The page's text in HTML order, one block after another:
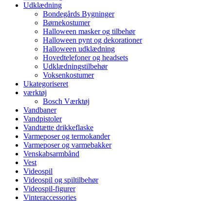
Udklædning
Bondegårds Bygninger
Børnekostumer
Halloween masker og tilbehør
Halloween pynt og dekorationer
Halloween udklædning
Hovedtelefoner og headsets
Udklædningstilbehør
Voksenkostumer
Ukategoriseret
værktøj
Bosch Værktøj
Vandbaner
Vandpistoler
Vandtætte drikkeflaske
Varmeposer og termokander
Varmeposer og varmebakker
Venskabsarmbånd
Vest
Videospil
Videospil og spiltilbehør
Videospil-figurer
Vinteraccessories